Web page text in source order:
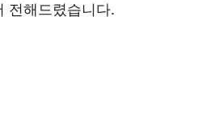
전해드렸습니다.